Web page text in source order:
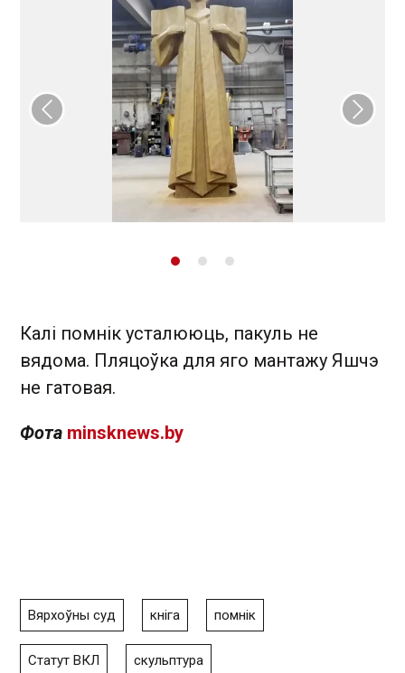
Папярэдні слайд
Калі помнік усталююць, пакуль не
вядома. Пляцоўка для яго мантажу Яшчэ
не гатовая.
Фота minsknews.by
Вярхоўны суд кніга помнік
Статут ВКЛ скульптура